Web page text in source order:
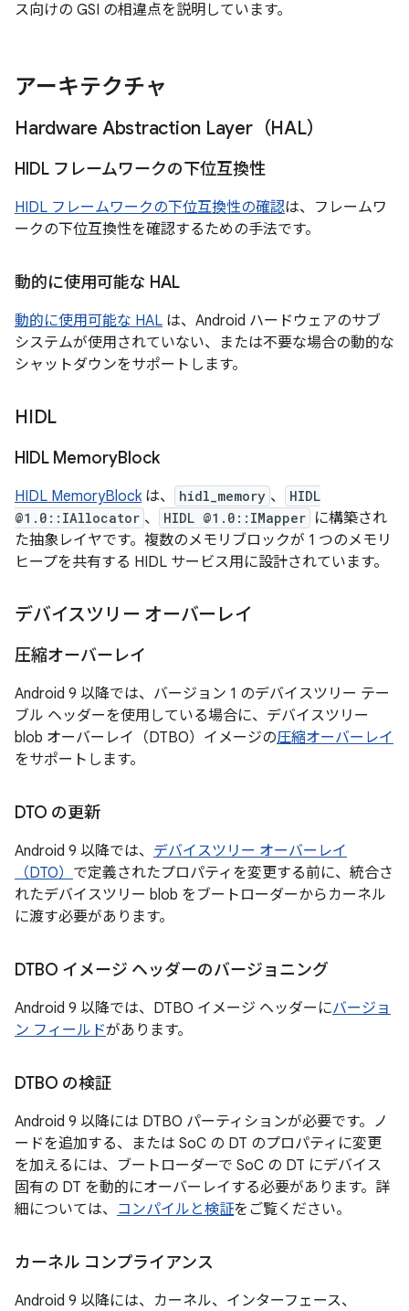
ス向けの GSI の相違点を説明しています。
アーキテクチャ
Hardware Abstraction Layer（HAL）
HIDL フレームワークの下位互換性
HIDL フレームワークの下位互換性の確認は、フレームワ
ークの下位互換性を確認するための手法です。
動的に使用可能な HAL
動的に使用可能な HAL は、Android ハードウェアのサブ
システムが使用されていない、または不要な場合の動的な
シャットダウンをサポートします。
HIDL
HIDL MemoryBlock
HIDL MemoryBlockは、 hidl_memory 、
HIDL
@1.0::IAllocator 、 HIDL @1.0::IMapper に構築され
た抽象レイヤです。複数のメモリブロックが 1 つのメモリ
ヒープを共有する HIDL サービス用に設計されています。
デバイスツリー オーバーレイ
圧縮オーバーレイ
Android 9 以降では、バージョン 1 のデバイスツリー テー
ブル ヘッダーを使用している場合に、デバイスツリー
blob オーバーレイ（DTBO）イメージの圧縮オーバーレイ
をサポートします。
DTO の更新
Android 9 以降では、 デバイスツリー オーバーレイ
（DTO） で定義されたプロパティを変更する前に、統合さ
れたデバイスツリー blob をブートローダーからカーネル
に渡す必要があります。
DTBO イメージ ヘッダーのバージョニング
Android 9 以降では、DTBO イメージ ヘッダーにバージョ
ン フィールドがあります。
DTBO の検証
Android 9 以降には DTBO パーティションが必要です。ノ
ードを追加する、または SoC の DT のプロパティに変更
を加えるには、ブートローダーで SoC の DT にデバイス
固有の DT を動的にオーバーレイする必要があります。詳
細については、 コンパイルと検証をご覧ください。
カーネル コンプライアンス
Android 9 以降には、カーネル、インターフェース、